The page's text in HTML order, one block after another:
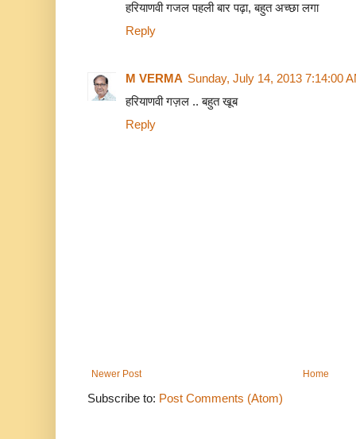
हरियाणवी गजल पहली बार पढ़ा, बहुत अच्छा लगा
Reply
M VERMA Sunday, July 14, 2013 7:14:00
हरियाणवी गज़ल .. बहुत खूब
Reply
Newer Post Home
Subscribe to: Post Comments (Atom)